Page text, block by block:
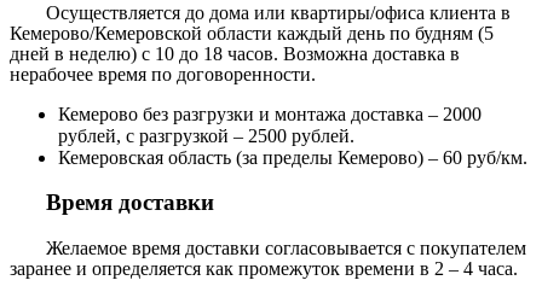
Осуществляется до дома или квартиры/офиса клиента в
Кемерово/Кемеровской области каждый день по будням (5
дней в неделю) с 10 до 18 часов. Возможна доставка в
нерабочее время по договоренности.
Кемерово без разгрузки и монтажа доставка – 2000
рублей, с разгрузкой – 2500 рублей.
Кемеровская область (за пределы Кемерово) – 60 руб/км.
Время доставки
Желаемое время доставки согласовывается с покупателем
заранее и определяется как промежуток времени в 2 – 4 часа.